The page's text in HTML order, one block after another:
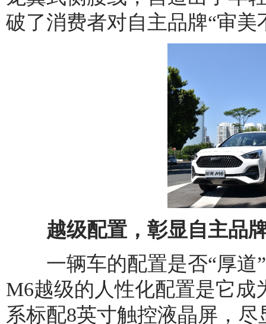
破了消费者对自主品牌“审美
越级配置，彰显自主品
一辆车的配置是否“厚道”
M6越级的人性化配置是它成
系标配8英寸触控液晶屏，